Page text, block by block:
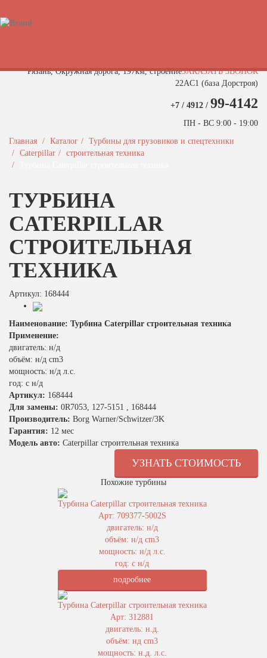
ЗАКАЗАТЬ ЗВОНОК
Рязань, Окружная дорога, 197км, строение
22АC1 (база Дорстроя)
+7 / 4912 / 99-4142
ПН - ВС 9:00 - 19:00
Главная
Каталог
Турбины для грузовиков и спецтехники
Caterpillar
строительная техника
ТУРБИНА
CATERPILLAR
СТРОИТЕЛЬНАЯ
ТЕХНИКА
Артикул: 168444
Наименование: Турбина Caterpillar строительная техника
Применение:
двигатель: н/д
объём: н/д cm3
мощность: н/д л.с.
год: с н/д
Артикул: 168444
Для замены: 0R7053, 127-5151 , 168444
Производитель: Borg Warner/Schwitzer/3K
Гарантия: 12 мес
Модель авто: Caterpillar строительная техника
УЗНАТЬ СТОИМОСТЬ
Похожие турбины
Турбина Caterpillar строительная техника
Арт: 709377-5002S
двигатель: н/д
объём: н/д cm3
мощность: н/д л.с.
год: с н/д
подробнее
Турбина Caterpillar строительная техника
Арт: 312881
двигатель: н.д.
объём: нд cm3
мощность: н.д. л.с.